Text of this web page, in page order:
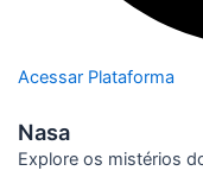
Acessar Plataforma
Nasa
Explore os mistérios